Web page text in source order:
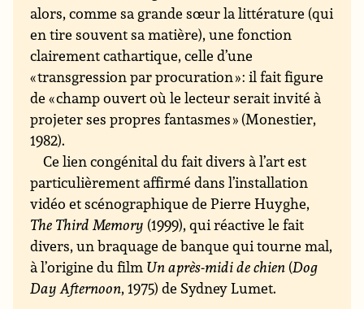
alors, comme sa grande sœur la littérature (qui
en tire souvent sa matière), une fonction
clairement cathartique, celle d’une
« transgression par procuration » : il fait figure
de « champ ouvert où le lecteur serait invité à
projeter ses propres fantasmes » (Monestier,
1982).
Ce lien congénital du fait divers à l’art est
particulièrement affirmé dans l’installation
vidéo et scénographique de Pierre Huyghe,
The Third Memory (1999), qui réactive le fait
divers, un braquage de banque qui tourne mal,
à l’origine du film Un après-midi de chien (Dog
Day Afternoon, 1975) de Sydney Lumet.